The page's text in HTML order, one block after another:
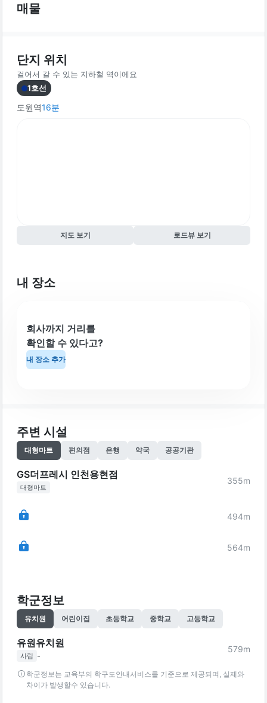
매물
단지 위치
걸어서 갈 수 있는 지하철 역이에요
1호선
도원역16분
지도 보기 로드뷰 보기
내 장소
회사까지 거리를
확인할 수 있다고?
내 장소 추가
주변 시설
대형마트 편의점 은행 약국 공공기관
GS더프레시 인천용현점
대형마트
355m
494m
564m
학군정보
유치원 어린이집 초등학교 중학교 고등학교
유원유치원
사립 -
579m
학군정보는 교육부의 학구도안내서비스를 기준으로 제공되며, 실제와
차이가 발생할수 있습니다.